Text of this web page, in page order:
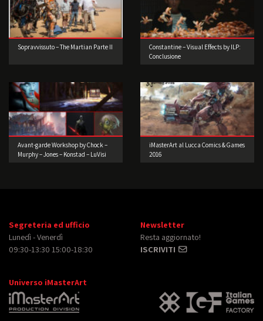
Sopravvissuto – The Martian Parte II
Constantine – Visual Effects by ILP:
Conclusione
Avant-garde Workshop by Chock –
Murphy – Jones – Konstad – LuVisi
iMasterArt al Lucca Comics & Games
2016
Segreteria ed ufficio
Lunedì - Venerdì
09:30-13:30 15:00-18:30
Newsletter
Resta aggiornato!
ISCRIVITI
Universo iMasterArt